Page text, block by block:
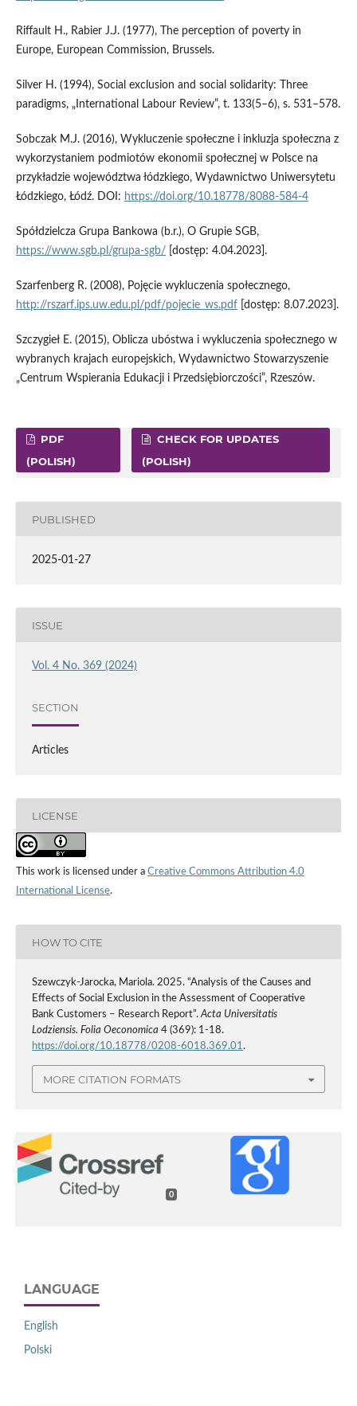
Riffault H., Rabier J.J. (1977), The perception of poverty in
Europe, European Commission, Brussels.
Silver H. (1994), Social exclusion and social solidarity: Three
paradigms, „International Labour Review”, t. 133(5–6), s. 531–578.
Sobczak M.J. (2016), Wykluczenie społeczne i inkluzja społeczna z
wykorzystaniem podmiotów ekonomii społecznej w Polsce na
przykładzie województwa łódzkiego, Wydawnictwo Uniwersytetu
Łódzkiego, Łódź. DOI: https://doi.org/10.18778/8088-584-4
Spółdzielcza Grupa Bankowa (b.r.), O Grupie SGB,
https://www.sgb.pl/grupa-sgb/ [dostęp: 4.04.2023].
Szarfenberg R. (2008), Pojęcie wykluczenia społecznego,
http://rszarf.ips.uw.edu.pl/pdf/pojecie_ws.pdf[dostęp: 8.07.2023].
Szczygieł E. (2015), Oblicza ubóstwa i wykluczenia społecznego w
wybranych krajach europejskich, Wydawnictwo Stowarzyszenie
„Centrum Wspierania Edukacji i Przedsiębiorczości”, Rzeszów.
PDF
(POLISH)
CHECK FOR UPDATES
(POLISH)
PUBLISHED
2025-01-27
ISSUE
Vol. 4 No. 369 (2024)
SECTION
Articles
LICENSE
This work is licensed under a Creative Commons Attribution 4.0
International License.
HOW TO CITE
Szewczyk-Jarocka, Mariola. 2025. “Analysis of the Causes and
Effects of Social Exclusion in the Assessment of Cooperative
Bank Customers – Research Report”.Acta Universitatis
Lodziensis. Folia Oeconomica 4 (369): 1-18.
https://doi.org/10.18778/0208-6018.369.01.
MORE CITATION FORMATS
0
LANGUAGE
English
Polski